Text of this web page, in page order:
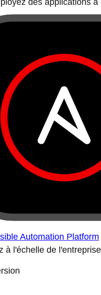
des applications à
Automation Platform
à l'échelle de